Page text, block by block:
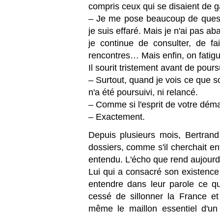
compris ceux qui se disaient de
– Je me pose beaucoup de
je suis effaré. Mais je n'ai pas
je continue de consulter, de
rencontres… Mais enfin, on
Il sourit tristement avant de
– Surtout, quand je vois ce que
n'a été poursuivi, ni relancé.
– Comme si l'esprit de votre
– Exactement.
Depuis plusieurs mois,
dossiers, comme s'il cherchait
entendu. L'écho que rend
Lui qui a consacré son
entendre dans leur parole ce
cessé de sillonner la France
même le maillon essentiel